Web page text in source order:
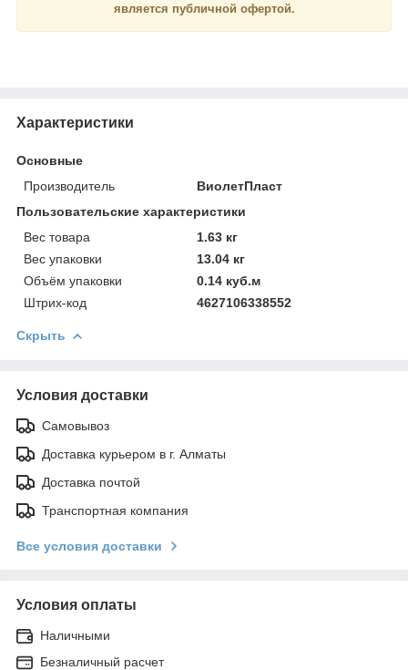
является публичной офертой.
Характеристики
Основные
Производитель
ВиолетПласт
Пользовательские характеристики
Вес товара
1.63 кг
Вес упаковки
13.04 кг
Объём упаковки
0.14 куб.м
Штрих-код
4627106338552
Скрыть
Условия доставки
Самовывоз
Доставка курьером в г. Алматы
Доставка почтой
Транспортная компания
Все условия доставки
Условия оплаты
Наличными
Безналичный расчет